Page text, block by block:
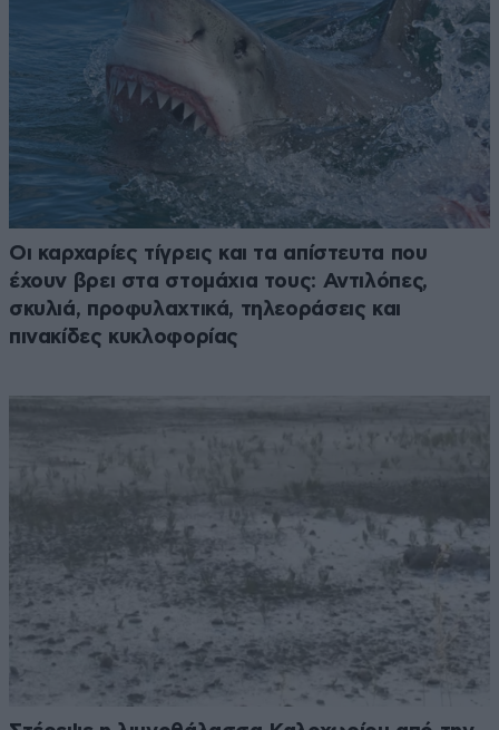
Οι καρχαρίες τίγρεις και τα απίστευτα που
έχουν βρει στα στομάχια τους: Αντιλόπες,
σκυλιά, προφυλαχτικά, τηλεοράσεις και
πινακίδες κυκλοφορίας